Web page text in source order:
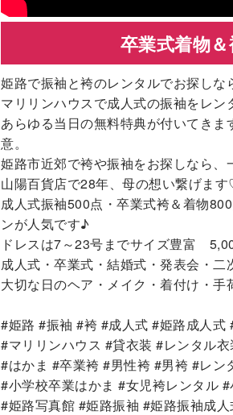
卒業式着物
姫路で振袖と袴のレンタルでお探し
マリリンハウスで成人式の振袖をレン
あらゆる当日の無料特典が付いてき
意。
姫路市近郊で袴や振袖をお探しなら、
山陽百貨店で28年、母の想い繋げま
成人式振袖500点・卒業式袴＆着物
ンが人気です♪
ドレスは7～23号までサイズ豊富
成人式・卒業式・結婚式・発表会・二
大切な日のヘア・メイク・着付け・
#姫路 #振袖 #袴 #成人式 #姫路成人
#マリリンハウス #貸衣装 #レンタル
#はかま #卒業袴 #男性袴 #男袴 #レン
#小学校卒業はかま #女児袴レンタル
#姫路写真館 #姫路振袖 #姫路振袖成